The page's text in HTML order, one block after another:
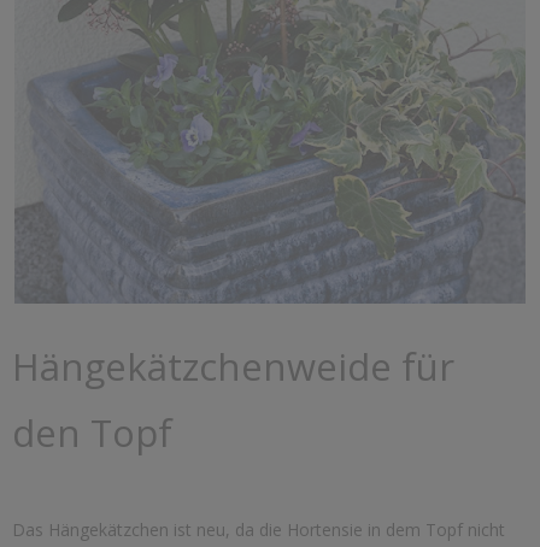
Hängekätzchenweide für
den Topf
Das Hängekätzchen ist neu, da die Hortensie in dem Topf nicht